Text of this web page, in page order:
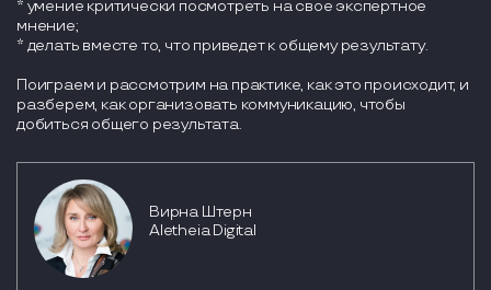
* умение критически посмотреть на свое экспертное
мнение;
* делать вместе то, что приведет к общему результату.
Поиграем и рассмотрим на практике, как это происходит, и
разберем, как организовать коммуникацию, чтобы
добиться общего результата.
Вирна Штерн
Aletheia Digital